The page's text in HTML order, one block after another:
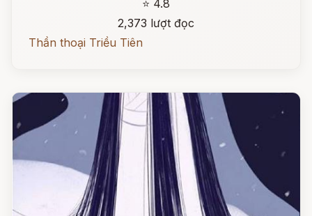
⭐ 4.8
2,373 lượt đọc
Thần thoại Triều Tiên